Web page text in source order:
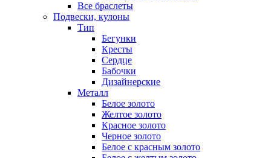
Все браслеты
Подвески, кулоны
Тип
Бегунки
Кресты
Сердце
Бабочки
Дизайнерские
Металл
Белое золото
Желтое золото
Красное золото
Черное золото
Белое с красным золото